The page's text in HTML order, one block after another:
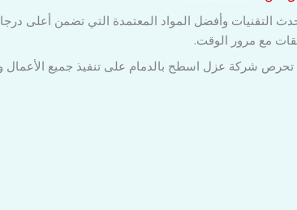
وأفضل المواد المعتمدة التي تضمن أعلى
مع مرور الوقت.
شركة عزل اسطح بالدمام على تنفيذ جميع الأعمال